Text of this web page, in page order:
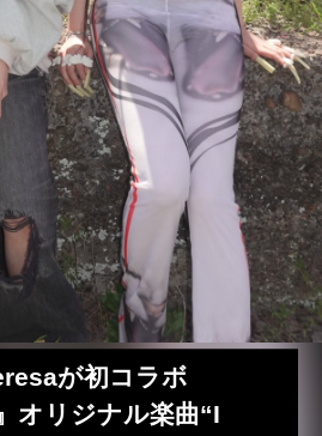
が初コラボ
オリジナル楽曲“I